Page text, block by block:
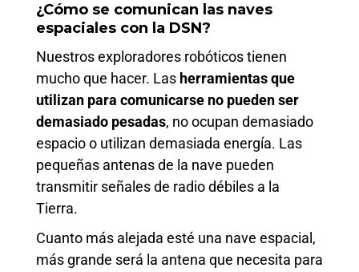
¿Cómo se comunican las naves
espaciales con la DSN?
Nuestros exploradores robóticos tienen
mucho que hacer. Las herramientas que
utilizan para comunicarse no pueden ser
demasiado pesadas, no ocupan demasiado
espacio o utilizan demasiada energía. Las
pequeñas antenas de la nave pueden
transmitir señales de radio débiles a la
Tierra.
Cuanto más alejada esté una nave espacial,
más grande será la antena que necesita para